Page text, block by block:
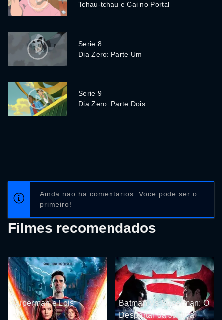
Tchau-tchau e Cai no Portal
Serie 8
Dia Zero: Parte Um
Serie 9
Dia Zero: Parte Dois
Ainda não há comentários. Você pode ser o
primeiro!
Filmes recomendados
Superman e Lois
Batman Vs Superman: O
Despertar da Justiça